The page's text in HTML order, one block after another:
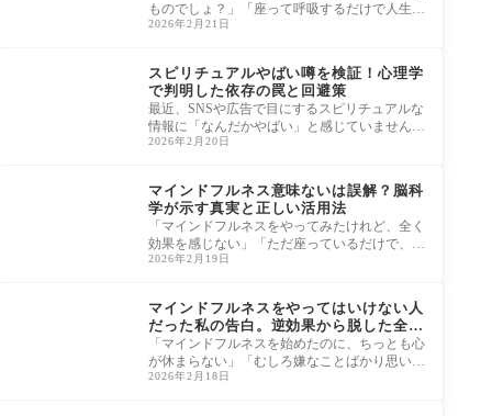
ものでしょ？」「座って呼吸するだけで人生変
わるなら苦労しないよ」 正直に告白し
2026年2月21日
スピリチュアルやばい噂を検証！心理学
で判明した依存の罠と回避策
最近、SNSや広告で目にするスピリチュアルな
情報に「なんだかやばい」と感じていません
か。 最初は癒やしや励ましを求めていたは
2026年2月20日
マインドフルネス意味ないは誤解？脳科
学が示す真実と正しい活用法
「マインドフルネスをやってみたけれど、全く
効果を感じない」「ただ座っているだけで、正
直言って意味ない気がする」 流行に惹
2026年2月19日
マインドフルネスをやってはいけない人
だった私の告白。逆効果から脱した全記
録
「マインドフルネスを始めたのに、ちっとも心
が休まらない」「むしろ嫌なことばかり思い出
して、不安が強くなってしまった」 そ
2026年2月18日